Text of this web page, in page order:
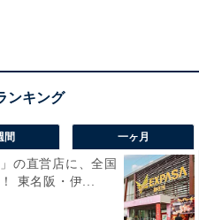
間 一ヶ月
の直営店に、全国
東名阪・伊...